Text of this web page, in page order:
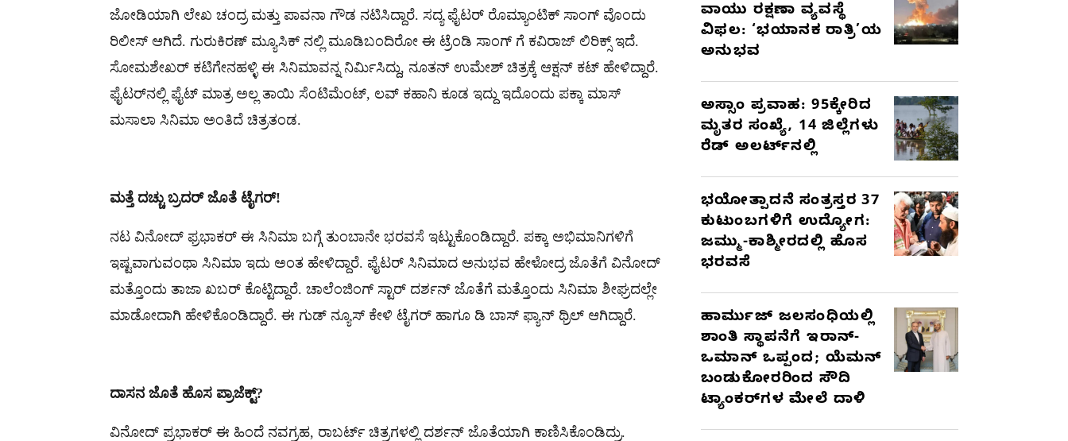
ಜೋಡಿಯಾಗಿ ಲೇಖ ಚಂದ್ರ ಮತ್ತು ಪಾವನಾ ಗೌಡ ನಟಿಸಿದ್ದಾರೆ. ಸದ್ಯ ಫೈಟರ್ ರೊಮ್ಯಾಂಟಿಕ್ ಸಾಂಗ್ ವೊಂದು
ರಿಲೀಸ್ ಆಗಿದೆ. ಗುರುಕಿರಣ್ ಮ್ಯೂಸಿಕ್ ನಲ್ಲಿ ಮೂಡಿಬಂದಿರೋ ಈ ಟ್ರೆಂಡಿ ಸಾಂಗ್ ಗೆ ಕವಿರಾಜ್ ಲಿರಿಕ್ಸ್ ಇದೆ.
ಸೋಮಶೇಖರ್ ಕಟಿಗೇನಹಳ್ಳಿ ಈ ಸಿನಿಮಾವನ್ನ ನಿರ್ಮಿಸಿದ್ದು, ನೂತನ್ ಉಮೇಶ್ ಚಿತ್ರಕ್ಕೆ ಆಕ್ಷನ್ ಕಟ್ ಹೇಳಿದ್ದಾರೆ.
ಫೈಟರ್​ನಲ್ಲಿ ಫೈಟ್ ಮಾತ್ರ ಅಲ್ಲ ತಾಯಿ ಸೆಂಟಿಮೆಂಟ್, ಲವ್ ಕಹಾನಿ ಕೂಡ ಇದ್ದು ಇದೊಂದು ಪಕ್ಕಾ ಮಾಸ್
ಮಸಾಲಾ ಸಿನಿಮಾ ಅಂತಿದೆ ಚಿತ್ರತಂಡ.
ಮತ್ತೆ ದಚ್ಚು ಬ್ರದರ್ ಜೊತೆ ಟೈಗರ್!
ನಟ ವಿನೋದ್ ಫ್ರಭಾಕರ್ ಈ ಸಿನಿಮಾ ಬಗ್ಗೆ ತುಂಬಾನೇ ಭರವಸೆ ಇಟ್ಟುಕೊಂಡಿದ್ದಾರೆ. ಪಕ್ಕಾ ಅಭಿಮಾನಿಗಳಿಗೆ
ಇಷ್ಟವಾಗುವಂಥಾ ಸಿನಿಮಾ ಇದು ಅಂತ ಹೇಳಿದ್ದಾರೆ. ಫೈಟರ್ ಸಿನಿಮಾದ ಅನುಭವ ಹೇಳೋದ್ರ ಜೊತೆಗೆ ವಿನೋದ್
ಮತ್ತೊಂದು ತಾಜಾ ಖಬರ್ ಕೊಟ್ಟಿದ್ದಾರೆ. ಚಾಲೆಂಜಿಂಗ್ ಸ್ಟಾರ್ ದರ್ಶನ್ ಜೊತೆಗೆ ಮತ್ತೊಂದು ಸಿನಿಮಾ ಶೀಘ್ರದಲ್ಲೇ
ಮಾಡೋದಾಗಿ ಹೇಳಿಕೊಂಡಿದ್ದಾರೆ. ಈ ಗುಡ್​ ನ್ಯೂಸ್​ ಕೇಳಿ ಟೈಗರ್ ಹಾಗೂ ಡಿ ಬಾಸ್​ ಫ್ಯಾನ್​ ಥ್ರಿಲ್ ಆಗಿದ್ದಾರೆ.
ದಾಸನ ಜೊತೆ ಹೊಸ ಪ್ರಾಜೆಕ್ಟ್?
ವಿನೋದ್ ಪ್ರಭಾಕರ್ ಈ ಹಿಂದೆ ನವಗ್ರಹ, ರಾಬರ್ಟ್ ಚಿತ್ರಗಳಲ್ಲಿ ದರ್ಶನ್ ಜೊತೆಯಾಗಿ ಕಾಣಿಸಿಕೊಂಡಿದ್ರು.
ವಾಯು ರಕ್ಷಣಾ ವ್ಯವಸ್ಥೆ
ವಿಫಲ: ‘ಭಯಾನಕ ರಾತ್ರಿ’ಯ
ಅನುಭವ
ಅಸ್ಸಾಂ ಪ್ರವಾಹ: 95ಕ್ಕೇರಿದ
ಮೃತರ ಸಂಖ್ಯೆ, 14 ಜಿಲ್ಲೆಗಳು
ರೆಡ್ ಅಲರ್ಟ್‌ನಲ್ಲಿ
ಭಯೋತ್ಪಾದನೆ ಸಂತ್ರಸ್ತರ 37
ಕುಟುಂಬಗಳಿಗೆ ಉದ್ಯೋಗ:
ಜಮ್ಮು-ಕಾಶ್ಮೀರದಲ್ಲಿ ಹೊಸ
ಭರವಸೆ
ಹಾರ್ಮುಜ್ ಜಲಸಂಧಿಯಲ್ಲಿ
ಶಾಂತಿ ಸ್ಥಾಪನೆಗೆ ಇರಾನ್-
ಒಮಾನ್ ಒಪ್ಪಂದ; ಯೆಮನ್
ಬಂಡುಕೋರರಿಂದ ಸೌದಿ
ಟ್ಯಾಂಕರ್‌ಗಳ ಮೇಲೆ ದಾಳಿ